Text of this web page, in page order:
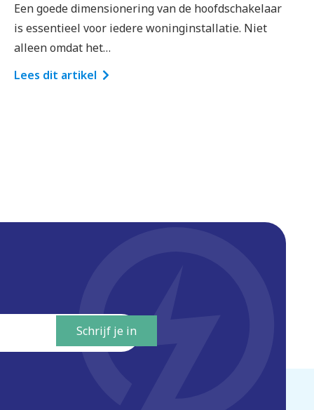
Een goede dimensionering van de hoofdschakelaar
is essentieel voor iedere woninginstallatie. Niet
alleen omdat het…
Lees dit artikel